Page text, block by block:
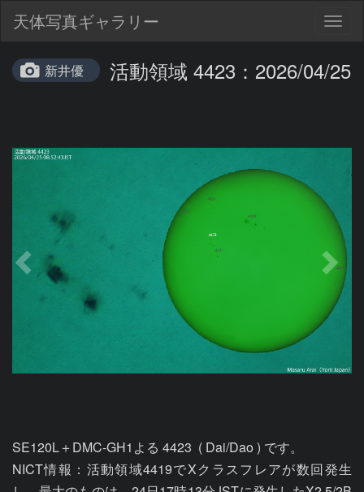
天体写真ギャラリー
新井優 活動領域 4423：2026/04/25
SE120L＋DMC-GH1よる 4423  ( Dai/Dao ) です。
NICT情報：活動領域4419でXクラスフレアが数回発生